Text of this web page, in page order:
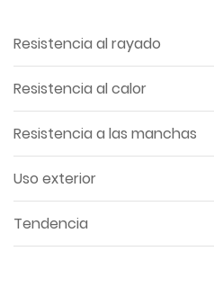
Resistencia al rayado
Resistencia al calor
Resistencia a las manchas
Uso exterior
Tendencia